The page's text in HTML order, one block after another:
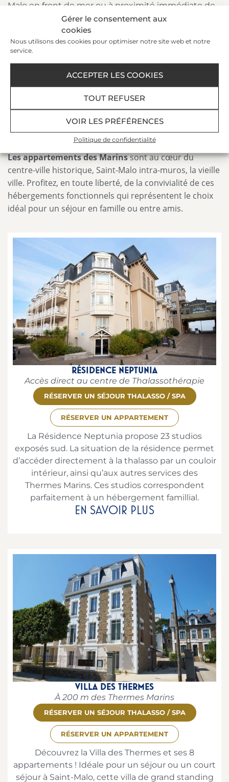
Gérer le consentement aux
cookies
Nous utilisons des cookies pour optimiser notre site web et notre
service.
ACCEPTER LES COOKIES
TOUT REFUSER
VOIR LES PRÉFÉRENCES
Politique de confidentialité
Malo en front de mer ou à proximité immédiate de
Les appartements Reine Marine peuvent être
vue mer ou vue sud
direct à la plage.
Les studios Neptunia sont exposés sud ou côté
(opposés à la mer) et communiquent par
l’intérieur avec le Grand Hôtel des Thermes et le
centre de thalassothérapie.
Les appartements Villa exposés sud
à 200 mètres des Thermes Marins
Les appartements des Marinssont au cœur du
centre-ville historique, Saint-Malo intra-muros, la vieille
ville. Profitez, en toute liberté, de la convivialité de ces
hébergements fonctionnels qui représentent le choix
idéal pour un séjour en famille ou entre amis.
RÉSIDENCE NEPTUNIA
Accès direct au centre de Thalassothérapie
RÉSERVER UN SÉJOUR THALASSO / SPA
RÉSERVER UN APPARTEMENT
La Résidence Neptunia propose 23 studios
exposés sud. La situation de la résidence permet
d’accéder directement à la thalasso par un couloir
intérieur, ainsi qu’aux autres services des
Thermes Marins. Ces studios correspondent
parfaitement à un hébergement famillial.
EN SAVOIR PLUS
VILLA DES THERMES
À 200 m des Thermes Marins
RÉSERVER UN SÉJOUR THALASSO / SPA
RÉSERVER UN APPARTEMENT
Découvrez la Villa des Thermes et ses 8
appartements ! Idéale pour un séjour ou un court
séjour à Saint-Malo, cette villa de grand standing